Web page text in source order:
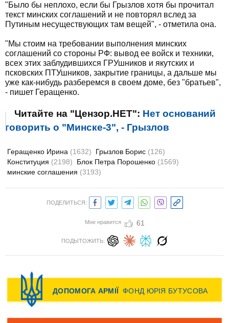
"Было бы неплохо, если бы Грызлов хотя бы прочитал
текст минских соглашений и не повторял вслед за
Путиным несуществующих там вещей", - отметила она.
"Мы стоим на требовании выполнения минских
соглашений со стороны РФ: вывод ее войск и техники,
всех этих заблудившихся ГРУшников и якутских и
псковских ПТУшников, закрытие границы, а дальше мы
уже как-нибудь разберемся в своем доме, без "братьев",
- пишет Геращенко.
Читайте на "Цензор.НЕТ": Нет оснований
говорить о "Минске-3", - Грызлов
Геращенко Ирина (1632) Грызлов Борис (126)
Конституция (2198) Блок Петра Порошенко (1569)
минские соглашения (3193)
ПОДЕЛИТЬСЯ:
Мне нравится 61
ПОДЫТОЖИТЬ: